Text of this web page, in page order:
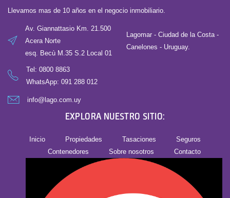
Llevamos mas de 10 años en el negocio inmobiliario.
Av. Giannattasio Km. 21.500
Acera Norte
esq. Becù M.35 S.2 Local 01
Lagomar - Ciudad de la Costa -
Canelones - Uruguay.
Tel: 0800 8863
WhatsApp: 091 288 012
info@lago.com.uy
EXPLORA NUESTRO SITIO:
Inicio Propiedades Tasaciones
Seguros
Contenedores
Sobre nosotros Contacto